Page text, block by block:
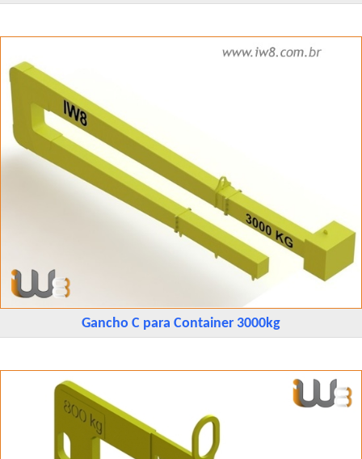
Gancho C para Container 3000kg